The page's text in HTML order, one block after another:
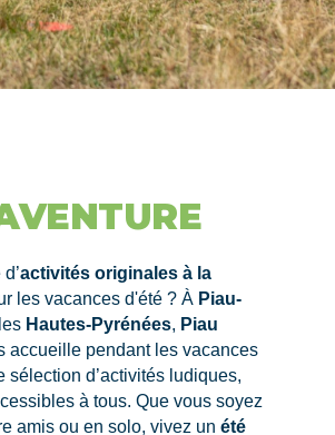
activités originales à la
les vacances d'été ? À Piau-
Hautes-Pyrénées, Piau
accueille pendant les vacances
sélection d’activités ludiques,
à tous. Que vous soyez
amis ou en solo, vivez un été